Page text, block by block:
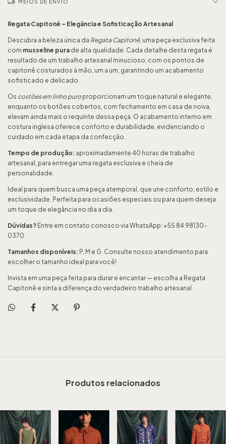
MEIOS DE ENVIO
Regata Capitonê – Elegância e Sofisticação Artesanal
Descubra a beleza única da Regata Capitonê, uma peça exclusiva feita
com musseline pura de alta qualidade. Cada detalhe desta regata é
resultado de um trabalho artesanal minucioso, com os pontos de
capitonê costurados à mão, um a um, garantindo um acabamento
sofisticado e delicado.
Os costões em linho puro proporcionam um toque natural e elegante,
enquanto os botões cobertos, com fechamento em casa de noiva,
elevam ainda mais o requinte dessa peça. O acabamento interno em
costura inglesa oferece conforto e durabilidade, evidenciando o
cuidado em cada etapa da confecção.
Tempo de produção: aproximadamente 40 horas de trabalho
artesanal, para entregar uma regata exclusiva e cheia de
personalidade.
Ideal para quem busca uma peça atemporal, que une conforto, estilo e
exclusividade. Perfeita para ocasiões especiais ou para quem deseja
um toque de elegância no dia a dia.
Dúvidas? Entre em contato conosco via WhatsApp: +55 84 98130-
0370.
Tamanhos disponíveis: P, M e G. Consulte nosso atendimento para
escolher o tamanho ideal para você!
Invista em uma peça feita para durar e encantar — escolha a Regata
Capitonê e sinta a diferença do verdadeiro trabalho artesanal.
Produtos relacionados